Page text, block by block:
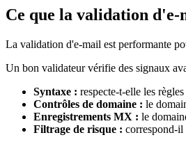
Ce que la validation d'e-
La validation d'e-mail est performante
Un bon validateur vérifie des signaux
Syntaxe : respecte-t-elle les
Contrôles de domaine : le
Enregistrements MX : le
Filtrage de risque : correspond-il